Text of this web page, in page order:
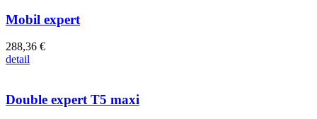
Mobil expert
288,36 €
detail
Double expert T5 maxi